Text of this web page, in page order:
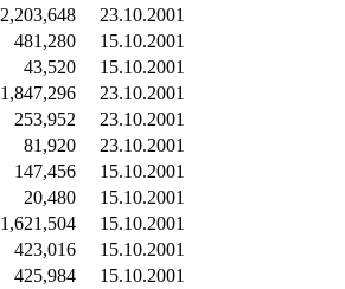
2,203,648
23.10.2001
481,280
15.10.2001
43,520
15.10.2001
1,847,296
23.10.2001
253,952
23.10.2001
81,920
23.10.2001
147,456
15.10.2001
20,480
15.10.2001
1,621,504
15.10.2001
423,016
15.10.2001
425,984
15.10.2001